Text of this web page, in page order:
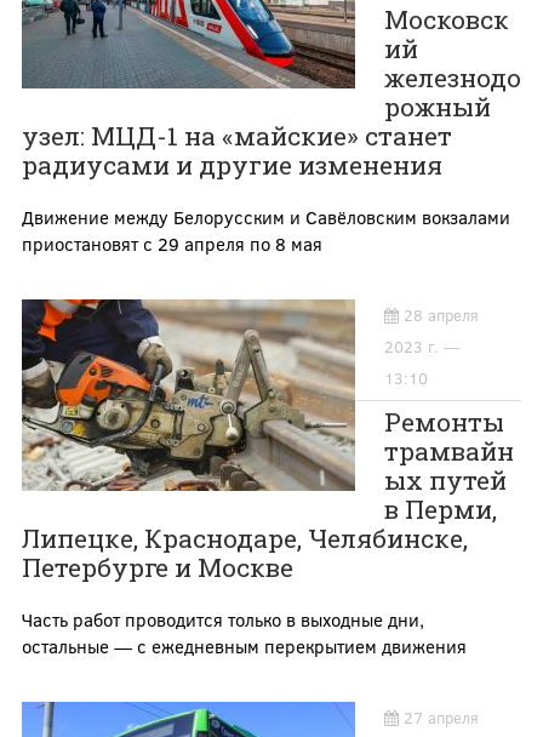
Московск
ий
железнодо
рожный
узел: МЦД-1 на «майские» станет
радиусами и другие изменения
Движение между Белорусским и Савёловским вокзалами
приостановят с 29 апреля по 8 мая
28 апреля
2023 г. —
13:10
Ремонты
трамвайн
ых путей
в Перми,
Липецке, Краснодаре, Челябинске,
Петербурге и Москве
Часть работ проводится только в выходные дни,
остальные — с ежедневным перекрытием движения
27 апреля